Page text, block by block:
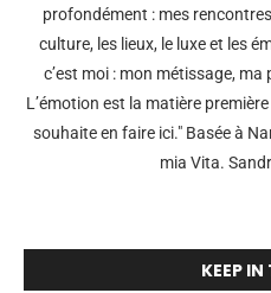
profondément : mes
culture, les lieux, le luxe et les
c’est moi : mon métissage,
L’émotion est la matière
souhaite en faire ici." Basée à
mia Vita.
KEEP